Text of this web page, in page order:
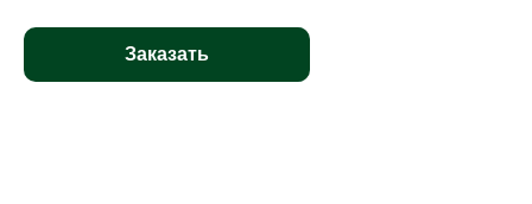
Заказать